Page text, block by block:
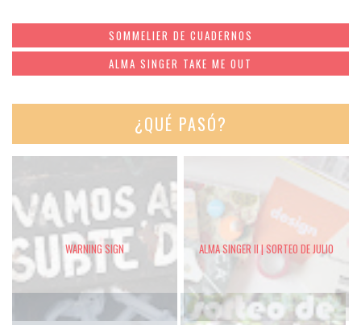
SOMMELIER DE CUADERNOS
ALMA SINGER TAKE ME OUT
¿QUÉ PASÓ?
WARNING SIGN ALMA SINGER II | SORTEO DE JULIO